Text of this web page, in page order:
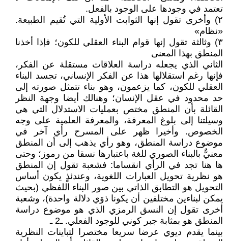
تعتمد في وجودها على الوجود بالفعل.
٢) وأخرى تقول إنها الثوابت الأولية التي تُقيم الطبيعة.
«نظام»
٣) وثالثة تقول إنها قوام البناء العقلي للكون؛ فإذا أخذنا
المنطق بهذا المعنى
الثاني الذي يجعله دراسة العلاقات مستقلة عن الفكر،
فإنها رغم استقلالها هذا عن الفكر الإنساني، تجسد البناء
العقلي للكون، كما يزعمون، وهو بناء تتمثل صورته إلى
حد محدود في عقل الإنسان؛ وهنالك أيضا وجهة النظر
القائلة بأن المنطق مختص بعمليات الاستدلال التي هي
وسيلتنا إلى بلوغ المعرفة، والمعرفة العلمية على وجه
الخصوص. وأخيرا ظهر على المسرح رأي آخر في
موضوع دراسة المنطق، وهو رأي يذهب إلى أن المنطق
معنيٌّ بالبناء الصوري للغة باعتبارها نسقا من رموز؛ وحتى
ها هنا تجد في الرأي انقساما: فشعبة تقول إن المنطق
هو نظرية تحويل العبارات اللغوية، وعندئذٍ يكون أساس
التحويل هو التطابق الذاتي بين صور البناء اللفظي (بحيث
يمكن لبناءين مختلفين أن يكونا ذوَي دلالة واحدة)، وشعبة
أخرى تقول إن النسق الرمزي الذي هو موضوع دراسة
المنطق هو بمثابة جبر كوني للوجود الفعلي. ـ2 ـ
بينما يقدم ديوي عرضا سريعا مختصرا لتباينات النظرية